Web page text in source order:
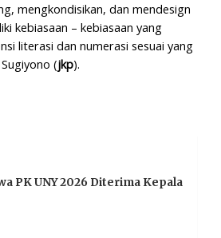
mengkondisikan, dan mendesign
kebiasaan – kebiasaan yang
literasi dan numerasi sesuai yang
(jkp).
PK UNY 2026 Diterima Kepala